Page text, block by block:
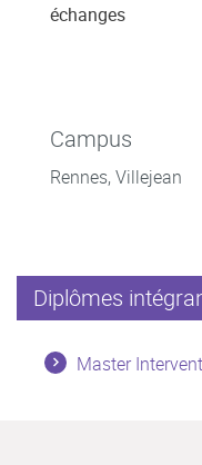
échanges
Campus
Rennes, Villejean
Diplômes
Master